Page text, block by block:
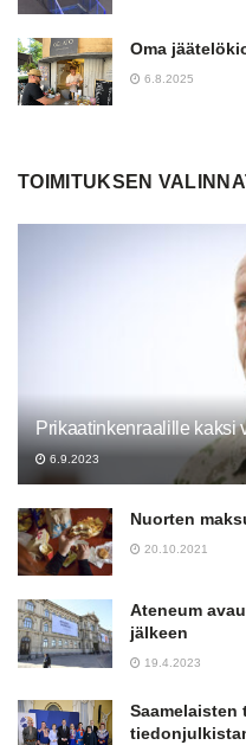
Oma
6.8.2025
TOIMITUKSEN
Prikaatinkenraalille kaksi
6.9.2023
Nuorten
20.10.2021
Ateneum
jälkeen
19.4.2023